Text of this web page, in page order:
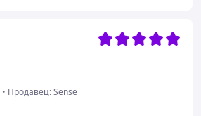
• Продавец: Sense